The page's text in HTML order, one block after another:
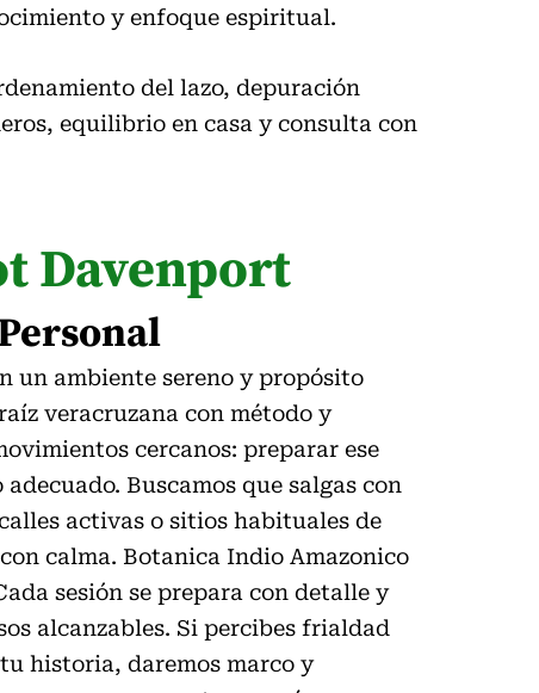
y enfoque espiritual.
del lazo, depuración
equilibrio en casa y consulta con
Davenport
un ambiente sereno y propósito
veracruzana con método y
cercanos: preparar ese
Buscamos que salgas con
activas o sitios habituales de
calma. Botanica Indio Amazonico
sesión se prepara con detalle y
alcanzables. Si percibes frialdad
historia, daremos marco y